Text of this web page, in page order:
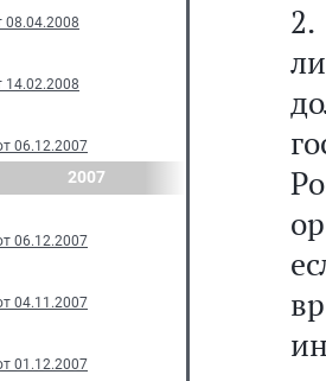
08.04.2008
14.02.2008
06.12.2007
2007
06.12.2007
04.11.2007
01.12.2007